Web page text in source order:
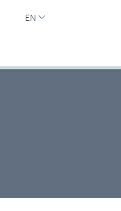
EN